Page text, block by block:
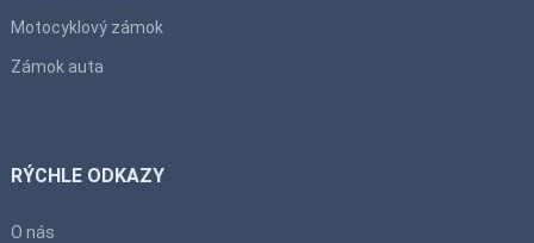
Motocyklový zámok
Zámok auta
RÝCHLE ODKAZY
O nás